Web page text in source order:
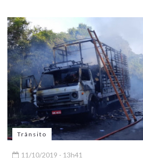
Trânsito
11/10/2019 - 13h41